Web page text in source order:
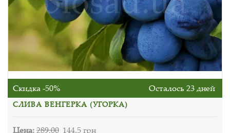
Скидка -50% Осталось 23 дней
СЛИВА ВЕНГЕРКА (УГОРКА)
Цена:289.00 144.5 грн